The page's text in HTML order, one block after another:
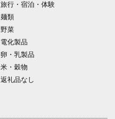
旅行・宿泊・体験
麺類
野菜
電化製品
卵・乳製品
米・穀物
返礼品なし